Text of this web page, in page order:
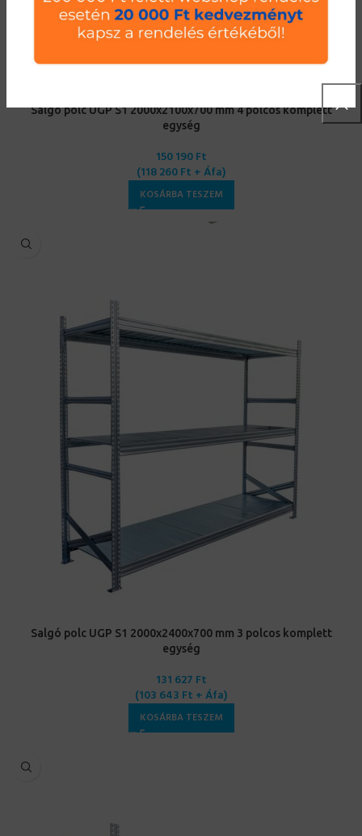
Salgó polc UGP S1 2000x2100x700 mm 4 polcos komplett
egység
150 190Ft
(118 260Ft + Áfa)
KOSÁRBA TESZEM
Salgó polc UGP S1 2000x2400x700 mm 3 polcos komplett
egység
131 627 Ft
(103 643 Ft + Áfa)
KOSÁRBA TESZEM